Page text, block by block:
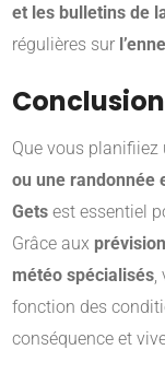
et les bulletins de
régulières sur
Conclusion
Que vous planifiiez
ou une randonnée
Gets est essentiel
Grâce aux
météo spécialisés
fonction des
conséquence et